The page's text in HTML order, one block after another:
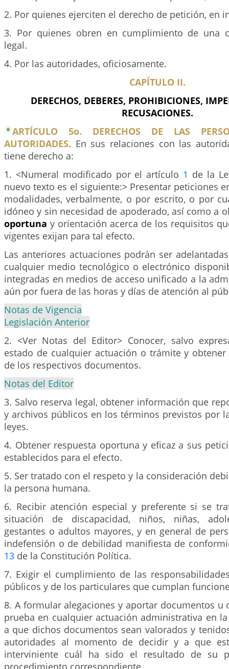
2. Por quienes ejerciten el derecho de petición, en
3. Por quienes obren en cumplimiento de una
legal.
4. Por las autoridades, oficiosamente.
CAPÍTULO II.
DERECHOS, DEBERES, PROHIBICIONES,
RECUSACIONES.
ARTÍCULO 5o. DERECHOS DE LAS
AUTORIDADES. En sus relaciones con las
tiene derecho a:
1. <Numeral modificado por el artículo 1 de la
nuevo texto es el siguiente:> Presentar peticiones
modalidades, verbalmente, o por escrito, o por
idóneo y sin necesidad de apoderado, así como a
oportuna y orientación acerca de los requisitos
vigentes exijan para tal efecto.
Las anteriores actuaciones podrán ser
cualquier medio tecnológico o electrónico
integradas en medios de acceso unificado a la
aún por fuera de las horas y días de atención al
Notas de Vigencia
Legislación Anterior
2. <Ver Notas del Editor> Conocer, salvo
estado de cualquier actuación o trámite y obtener
de los respectivos documentos.
Notas del Editor
3. Salvo reserva legal, obtener información que
y archivos públicos en los términos previstos por
leyes.
4. Obtener respuesta oportuna y eficaz a sus
establecidos para el efecto.
5. Ser tratado con el respeto y la consideración
la persona humana.
6. Recibir atención especial y preferente si se
situación de discapacidad, niños, niñas,
gestantes o adultos mayores, y en general de
indefensión o de debilidad manifiesta de
13 de la Constitución Política.
7. Exigir el cumplimiento de las
públicos y de los particulares que cumplan
8. A formular alegaciones y aportar documentos u
prueba en cualquier actuación administrativa en
a que dichos documentos sean valorados y
autoridades al momento de decidir y a que
interviniente cuál ha sido el resultado de su
procedimiento correspondiente.